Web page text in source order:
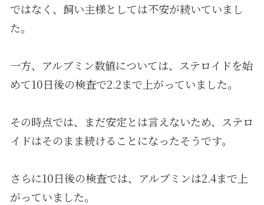
ではなく、飼い主様としては不安が続いていまし
た。
一方、アルブミン数値については、ステロイドを始
めて10日後の検査で2.2まで上がっていました。
その時点では、まだ安定とは言えないため、ステロ
イドはそのまま続けることになったそうです。
さらに10日後の検査では、アルブミンは2.4まで上
がっていました。